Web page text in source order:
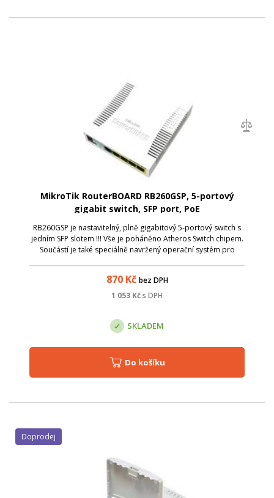
MikroTik RouterBOARD RB260GSP, 5-portový
gigabit switch, SFP port, PoE
RB260GSP je nastavitelný, plně gigabitový 5-portový switch s
jedním SFP slotem !!! Vše je poháněno Atheros Switch chipem.
Součástí je také speciálně navržený operační systém pro
870Kč bez DPH
1 053 Kčs DPH
SKLADEM
Do košíku
Doprodej